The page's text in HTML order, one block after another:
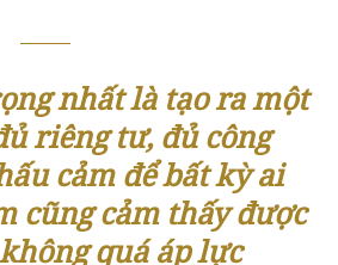
nhất là tạo ra một
riêng tư, đủ công
cảm để bất kỳ ai
cũng cảm thấy được
quá áp lực